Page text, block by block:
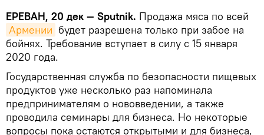
ЕРЕВАН, 20 дек — Sputnik. Продажа мяса по всей
Армении будет разрешена только при забое на
бойнях. Требование вступает в силу с 15 января
2020 года.
Государственная служба по безопасности пищевых
продуктов уже несколько раз напоминала
предпринимателям о нововведении, а также
проводила семинары для бизнеса. Но некоторые
вопросы пока остаются открытыми и для бизнеса,